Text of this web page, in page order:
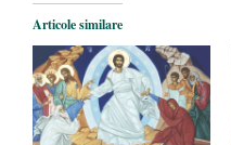
Legea Vexler
poetului
- 16 aprilie 2026
Articole similare